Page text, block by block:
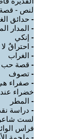
لنص -
- حدائق
- المدار
- إنكي
- احتراقٌ
- الغراب
- قصة حب
- تصوف
- صفراء
خضراء
- المطر
- دراسة
لست
فراس
- ملحمة